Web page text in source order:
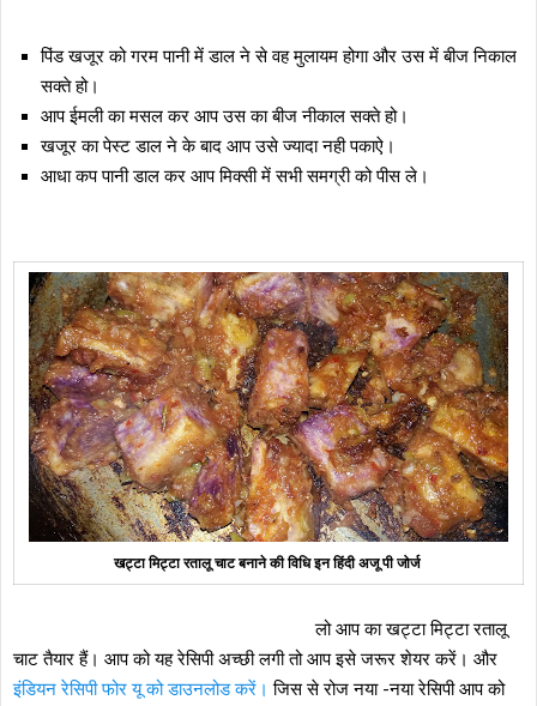
पिंड खजूर को गरम पानी में डाल ने से वह मुलायम होगा और उस में बीज निकाल
सक्ते हो।
आप ईमली का मसल कर आप उस का बीज नीकाल सक्ते हो।
खजूर का पेस्ट डाल ने के बाद आप उसे ज्यादा नही पकाऐ।
आधा कप पानी डाल कर आप मिक्सी में सभी समग्री को पीस ले।
खट्टा मिट्टा रतालू चाट बनाने की विधि इन हिंदी अजू पी जोर्ज
लो आप का खट्टा मिट्टा रतालू
चाट तैयार हैं। आप को यह रेसिपी अच्छी लगी तो आप इसे जरूर शेयर करें। और
इंडियन रेसिपी फोर यू को डाउनलोड करें।जिस से रोज नया -नया रेसिपी आप को